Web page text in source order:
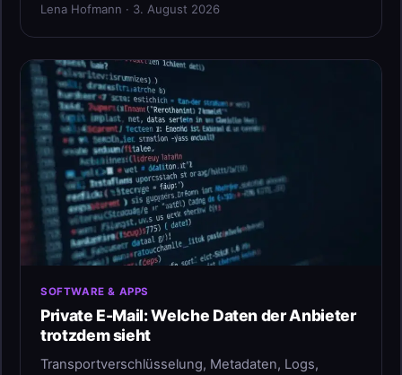
Lena Hofmann · 3. August 2026
SOFTWARE & APPS
Private E-Mail: Welche Daten der Anbieter
trotzdem sieht
Transportverschlüsselung, Metadaten, Logs,